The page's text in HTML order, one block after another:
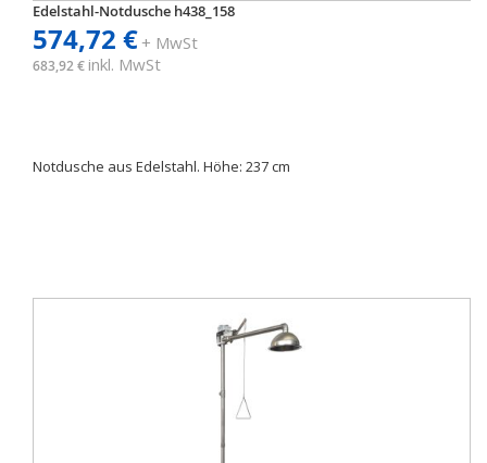
Edelstahl-Notdusche h438_158
574,72 €+ MwSt
683,92 € inkl. MwSt
Notdusche aus Edelstahl. Höhe: 237 cm